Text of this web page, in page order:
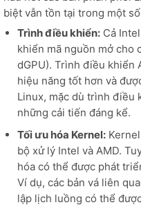
biệt vẫn tồn tại trong một
Trình điều khiển:Cả Intel
khiển mã nguồn mở cho
dGPU). Trình điều khiển
hiệu năng tốt hơn và
Linux, mặc dù trình điều
những cải tiến đáng kể.
Tối ưu hóa Kernel:Kernel
bộ xử lý Intel và AMD.
hóa có thể được phát
Ví dụ, các bản vá liên
lập lịch luồng có thể